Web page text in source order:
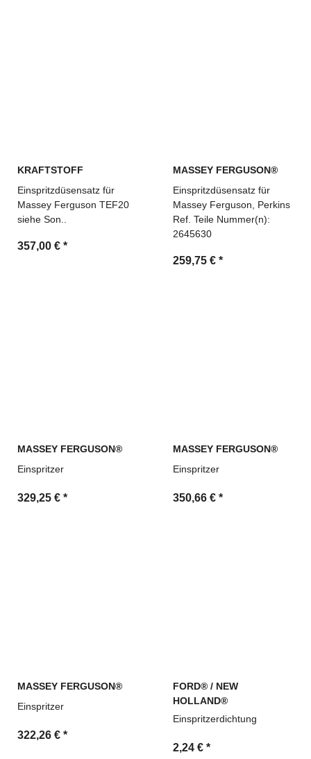
KRAFTSTOFF
Einspritzdüsensatz für
Massey Ferguson TEF20
siehe Son..
357,00 € *
MASSEY FERGUSON®
Einspritzdüsensatz für
Massey Ferguson, Perkins
Ref. Teile Nummer(n):
2645630
259,75 € *
MASSEY FERGUSON®
Einspritzer
329,25 € *
MASSEY FERGUSON®
Einspritzer
350,66 € *
MASSEY FERGUSON®
Einspritzer
322,26 € *
FORD® / NEW
HOLLAND®
Einspritzerdichtung
2,24 € *